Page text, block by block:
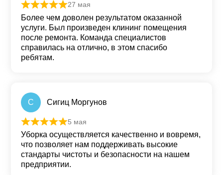
Оценка
27 мая
Более чем доволен результатом оказанной
услуги. Был произведен клининг помещения
после ремонта. Команда специалистов
справилась на отлично, в этом спасибо
ребятам.
С Сигиц Моргунов
Оценка
5 мая
Уборка осуществляется качественно и вовремя,
что позволяет нам поддерживать высокие
стандарты чистоты и безопасности на нашем
предприятии.